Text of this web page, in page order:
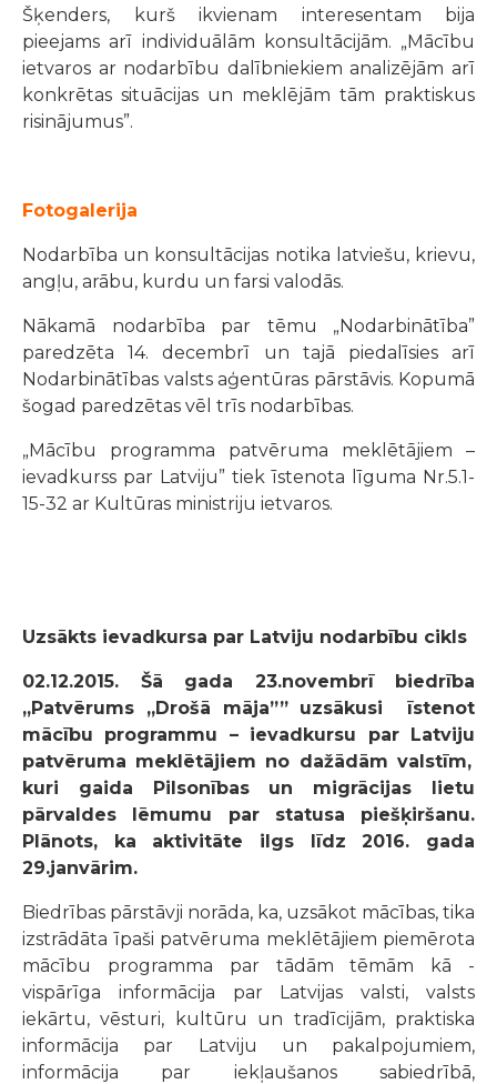
Šķenders, kurš ikvienam interesentam bija
pieejams arī individuālām konsultācijām. „Mācību
ietvaros ar nodarbību dalībniekiem analizējām arī
konkrētas situācijas un meklējām tām praktiskus
risinājumus”.
Fotogalerija
Nodarbība un konsultācijas notika latviešu, krievu,
angļu, arābu, kurdu un farsi valodās.
Nākamā nodarbība par tēmu „Nodarbinātība”
paredzēta 14. decembrī un tajā piedalīsies arī
Nodarbinātības valsts aģentūras pārstāvis. Kopumā
šogad paredzētas vēl trīs nodarbības.
„Mācību programma patvēruma meklētājiem –
ievadkurss par Latviju” tiek īstenota līguma Nr.5.1-
15-32 ar Kultūras ministriju ietvaros.
Uzsākts ievadkursa par Latviju nodarbību cikls
02.12.2015. Šā gada 23.novembrī biedrība
„Patvērums „Drošā māja”” uzsākusi īstenot
mācību programmu – ievadkursu par Latviju
patvēruma meklētājiem no dažādām valstīm,
kuri gaida Pilsonības un migrācijas lietu
pārvaldes lēmumu par statusa piešķiršanu.
Plānots, ka aktivitāte ilgs līdz 2016. gada
29.janvārim.
Biedrības pārstāvji norāda, ka, uzsākot mācības, tika
izstrādāta īpaši patvēruma meklētājiem piemērota
mācību programma par tādām tēmām kā -
vispārīga informācija par Latvijas valsti, valsts
iekārtu, vēsturi, kultūru un tradīcijām, praktiska
informācija par Latviju un pakalpojumiem,
informācija par iekļaušanos sabiedrībā,